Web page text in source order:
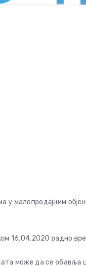
у малопродајним
16.04.2020 радно
може да се